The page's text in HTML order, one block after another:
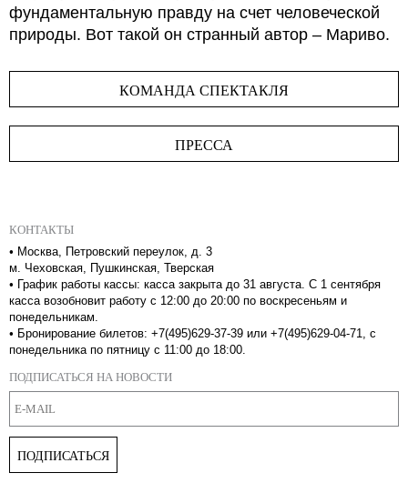
фундаментальную правду на счет человеческой
природы. Вот такой он странный автор – Мариво.
КОМАНДА СПЕКТАКЛЯ
ПРЕССА
КОНТАКТЫ
• Москва, Петровский переулок, д. 3
м. Чеховская, Пушкинская, Тверская
• График работы кассы: касса закрыта до 31 августа. С 1 сентября
касса возобновит работу с 12:00 до 20:00 по воскресеньям и
понедельникам.
• Бронирование билетов: +7(495)629-37-39 или +7(495)629-04-71, с
понедельника по пятницу с 11:00 до 18:00.
ПОДПИСАТЬСЯ НА НОВОСТИ
ПОДПИСАТЬСЯ